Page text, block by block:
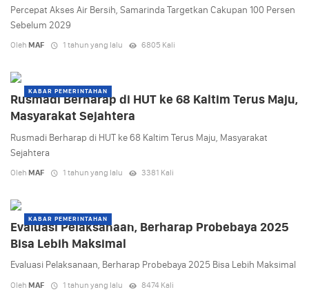
Percepat Akses Air Bersih, Samarinda Targetkan Cakupan 100 Persen
Sebelum 2029
Oleh MAF 1 tahun yang lalu 6805 Kali
KABAR PEMERINTAHAN
Rusmadi Berharap di HUT ke 68 Kaltim Terus Maju,
Masyarakat Sejahtera
Rusmadi Berharap di HUT ke 68 Kaltim Terus Maju, Masyarakat
Sejahtera
Oleh MAF 1 tahun yang lalu 3381 Kali
KABAR PEMERINTAHAN
Evaluasi Pelaksanaan, Berharap Probebaya 2025
Bisa Lebih Maksimal
Evaluasi Pelaksanaan, Berharap Probebaya 2025 Bisa Lebih Maksimal
Oleh MAF 1 tahun yang lalu 8474 Kali